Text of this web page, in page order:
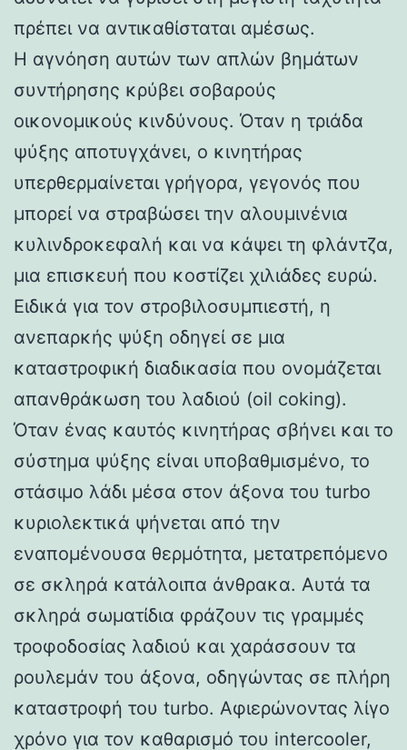
πρέπει να αντικαθίσταται αμέσως.
Η αγνόηση αυτών των απλών βημάτων
συντήρησης κρύβει σοβαρούς
οικονομικούς κινδύνους. Όταν η τριάδα
ψύξης αποτυγχάνει, ο κινητήρας
υπερθερμαίνεται γρήγορα, γεγονός που
μπορεί να στραβώσει την αλουμινένια
κυλινδροκεφαλή και να κάψει τη φλάντζα,
μια επισκευή που κοστίζει χιλιάδες ευρώ.
Ειδικά για τον στροβιλοσυμπιεστή, η
ανεπαρκής ψύξη οδηγεί σε μια
καταστροφική διαδικασία που ονομάζεται
απανθράκωση του λαδιού (oil coking).
Όταν ένας καυτός κινητήρας σβήνει και το
σύστημα ψύξης είναι υποβαθμισμένο, το
στάσιμο λάδι μέσα στον άξονα του turbo
κυριολεκτικά ψήνεται από την
εναπομένουσα θερμότητα, μετατρεπόμενο
σε σκληρά κατάλοιπα άνθρακα. Αυτά τα
σκληρά σωματίδια φράζουν τις γραμμές
τροφοδοσίας λαδιού και χαράσσουν τα
ρουλεμάν του άξονα, οδηγώντας σε πλήρη
καταστροφή του turbo. Αφιερώνοντας λίγο
χρόνο για τον καθαρισμό του intercooler,